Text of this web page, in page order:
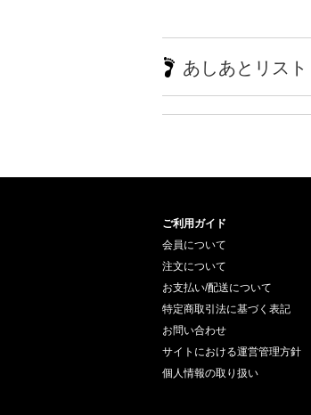
あしあとリスト
ご利用ガイド
会員について
注文について
お支払い/配送について
特定商取引法に基づく表記
お問い合わせ
サイトにおける運営管理方針
個人情報の取り扱い